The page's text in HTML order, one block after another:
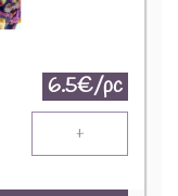
6.5€/pc
+